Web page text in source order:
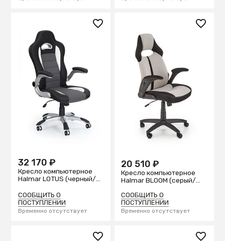
32 170 ₽
Кресло компьютерное
Halmar LOTUS (черный/
СООБЩИТЬ О
ПОСТУПЛЕНИИ
Временно отсутствует
20 510 ₽
Кресло компьютерное
Halmar BLOOM (серый/
СООБЩИТЬ О
ПОСТУПЛЕНИИ
Временно отсутствует